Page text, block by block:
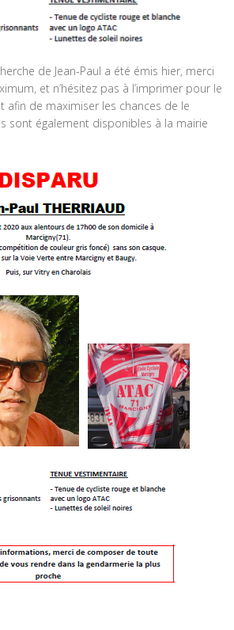
de Jean-Paul a été émis hier, merci
et n’hésitez pas à l’imprimer pour le
de maximiser les chances de le
sont également disponibles à la mairie